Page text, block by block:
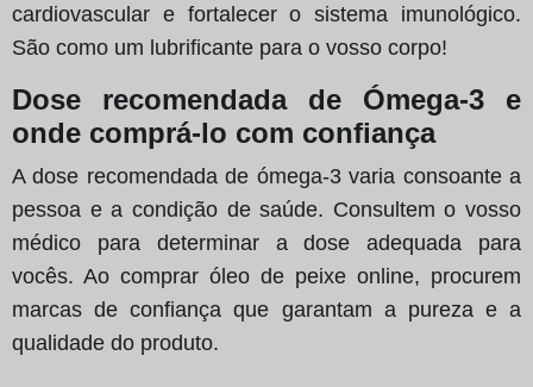
cardiovascular e fortalecer o sistema imunológico.
São como um lubrificante para o vosso corpo!
Dose recomendada de Ómega-3 e
onde comprá-lo com confiança
A dose recomendada de ómega-3 varia consoante a
pessoa e a condição de saúde. Consultem o vosso
médico para determinar a dose adequada para
vocês. Ao comprar óleo de peixe online, procurem
marcas de confiança que garantam a pureza e a
qualidade do produto.